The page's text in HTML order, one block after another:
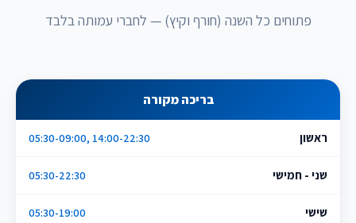
פתוחים כל השנה (חורף וקיץ) — לחברי עמותה בלבד
בריכה מקורה
ראשון 05:30-09:00, 14:00-22:30
שני - חמישי 05:30-22:30
שישי 05:30-19:00